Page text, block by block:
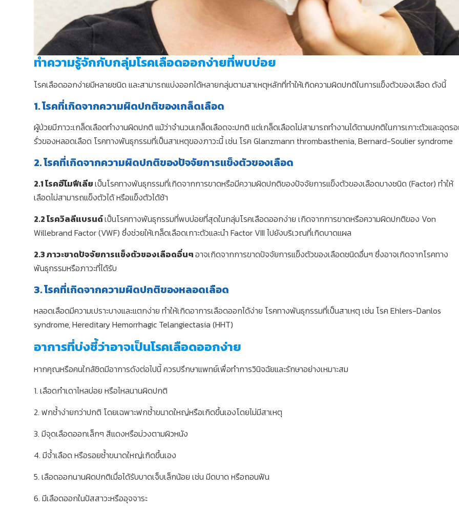
ทำความรู้จักกับกลุ่มโรคเลือดออกง่ายที่พบบ่อย
โรคเลือดออกง่ายมีหลายชนิด และสามารถแบ่งออกได้หลายกลุ่มตามสาเหตุหลักที่ทำให้เกิดความผิดปกติในการแข็งตัวของเลือด ดังนี้
1. โรคที่เกิดจากความผิดปกติของเกล็ดเลือด
ผู้ป่วยมีภาวะเกล็ดเลือดทำงานผิดปกติ แม้ว่าจำนวนเกล็ดเลือดจะปกติ แต่เกล็ดเลือดไม่สามารถทำงานได้ตามปกติในการเกาะตัวและอุดร
รั่วของหลอดเลือด โรคทางพันธุกรรมที่เป็นสาเหตุของภาวะนี้ เช่น โรค Glanzmann thrombasthenia, Bernard-Soulier syndrome
2. โรคที่เกิดจากความผิดปกติของปัจจัยการแข็งตัวของเลือด
2.1 โรคฮีโมฟีเลียเป็นโรคทางพันธุกรรมที่เกิดจากการขาดหรือมีความผิดปกติของปัจจัยการแข็งตัวของเลือดบางชนิด (Factor) ทำให้
เลือดไม่สามารถแข็งตัวได้ หรือแข็งตัวได้ช้า
2.2 โรควิลลีแบรนด์เป็นโรคทางพันธุกรรมที่พบบ่อยที่สุดในกลุ่มโรคเลือดออกง่าย เกิดจากการขาดหรือความผิดปกติของ Von
Willebrand Factor (VWF) ซึ่งช่วยให้เกล็ดเลือดเกาะตัวและนำ Factor VIII ไปยังบริเวณที่เกิดบาดแผล
2.3 ภาวะขาดปัจจัยการแข็งตัวของเลือดอื่นๆอาจเกิดจากการขาดปัจจัยการแข็งตัวของเลือดชนิดอื่นๆ ซึ่งอาจเกิดจากโรคทาง
พันธุกรรมหรือภาวะที่ได้รับ
3. โรคที่เกิดจากความผิดปกติของหลอดเลือด
หลอดเลือดมีความเปราะบางและแตกง่าย ทำให้เกิดอาการเลือดออกได้ง่าย โรคทางพันธุกรรมที่เป็นสาเหตุ เช่น โรค Ehlers-Danlos
syndrome, Hereditary Hemorrhagic Telangiectasia (HHT)
อาการที่บ่งชี้ว่าอาจเป็นโรคเลือดออกง่าย
หากคุณหรือคนใกล้ชิดมีอาการดังต่อไปนี้ ควรปรึกษาแพทย์เพื่อทำการวินิจฉัยและรักษาอย่างเหมาะสม
1. เลือดกำเดาไหลบ่อย หรือไหลนานผิดปกติ
2. ฟกช้ำง่ายกว่าปกติ โดยเฉพาะฟกช้ำขนาดใหญ่หรือเกิดขึ้นเองโดยไม่มีสาเหตุ
3. มีจุดเลือดออกเล็กๆ สีแดงหรือม่วงตามผิวหนัง
4. มีจ้ำเลือด หรือรอยช้ำขนาดใหญ่เกิดขึ้นเอง
5. เลือดออกนานผิดปกติเมื่อได้รับบาดเจ็บเล็กน้อย เช่น มีดบาด หรือถอนฟัน
6. มีเลือดออกในปัสสาวะหรืออุจจาระ